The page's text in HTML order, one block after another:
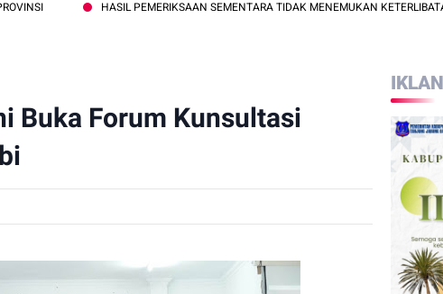
HASIL PEMERIKSAAN SEMENTARA TIDAK MENEMUKAN KETERLIBATAN
Buka Forum Kunsultasi
IKLAN